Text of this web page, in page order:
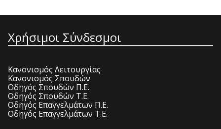
Χρήσιμοι Σύνδεσμοι
Κανονισμός Λειτουργίας
Κανονισμός Σπουδών
Οδηγός Σπουδών Π.Ε.
Οδηγός Σπουδών Τ.Ε.
Οδηγός Επαγγελμάτων Π.Ε.
Οδηγός Επαγγελμάτων Τ.Ε.